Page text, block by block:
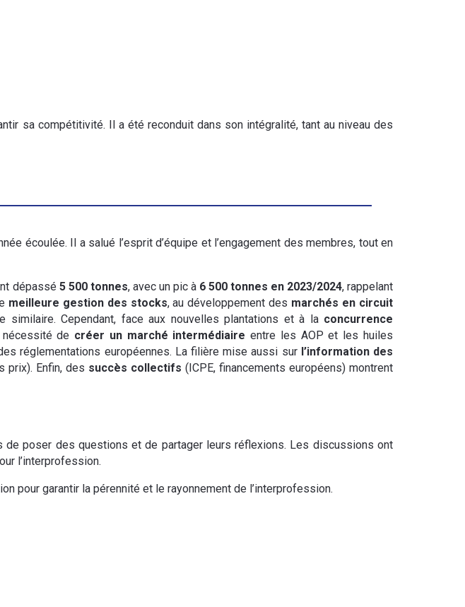
sa compétitivité. Il a été reconduit dans son intégralité, tant au niveau des
écoulée. Il a salué l’esprit d’équipe et l’engagement des membres, tout en
dépassé 5 500 tonnes, avec un pic à 6 500 tonnes en 2023/2024, rappelant
meilleure gestion des stocks, au développement des marchés en circuit
Cependant, face aux nouvelles plantations et à la concurrence
de créer un marché intermédiaire entre les AOP et les huiles
réglementations européennes. La filière mise aussi sur l’information des
prix). Enfin, des succès collectifs (ICPE, financements européens) montrent
de poser des questions et de partager leurs réflexions. Les discussions ont
l’interprofession.
pour garantir la pérennité et le rayonnement de l’interprofession.